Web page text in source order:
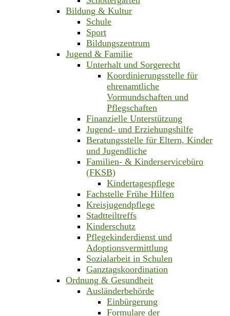
Bildung & Kultur
Schule
Sport
Bildungszentrum
Jugend & Familie
Unterhalt und Sorgerecht
Koordinierungsstelle für
ehrenamtliche
Vormundschaften und
Pflegschaften
Finanzielle Unterstützung
Jugend- und Erziehungshilfe
Beratungsstelle für Eltern, Kinder
und Jugendliche
Familien- & Kinderservicebüro
(FKSB)
Kindertagespflege
Fachstelle Frühe Hilfen
Kreisjugendpflege
Stadtteiltreffs
Kinderschutz
Pflegekinderdienst und
Adoptionsvermittlung
Sozialarbeit in Schulen
Ganztagskoordination
Ordnung & Gesundheit
Ausländerbehörde
Einbürgerung
Formulare der